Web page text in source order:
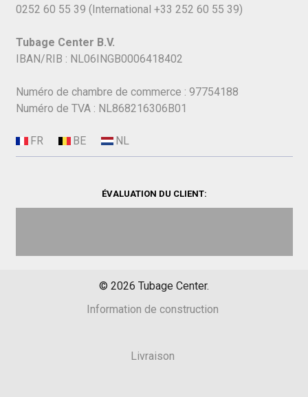
0252 60 55 39 (International +33 252 60 55 39)
Tubage Center B.V.
IBAN/RIB : NL06INGB0006418402
Numéro de chambre de commerce : 97754188
Numéro de TVA : NL868216306B01
ÉVALUATION DU CLIENT:
© 2026 Tubage Center.
Information de construction
Livraison